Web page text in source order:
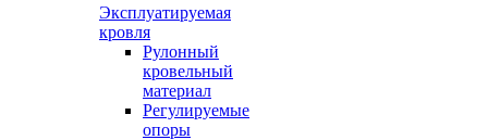
Эксплуатируемая
кровля
Рулонный
кровельный
материал
Регулируемые
опоры